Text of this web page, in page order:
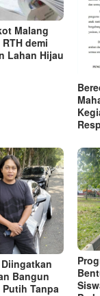
Malang
demi
Lahan Hijau
Bangun
Tanpa